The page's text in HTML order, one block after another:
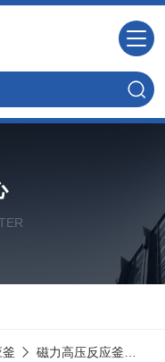
釜 磁力高压反应釜